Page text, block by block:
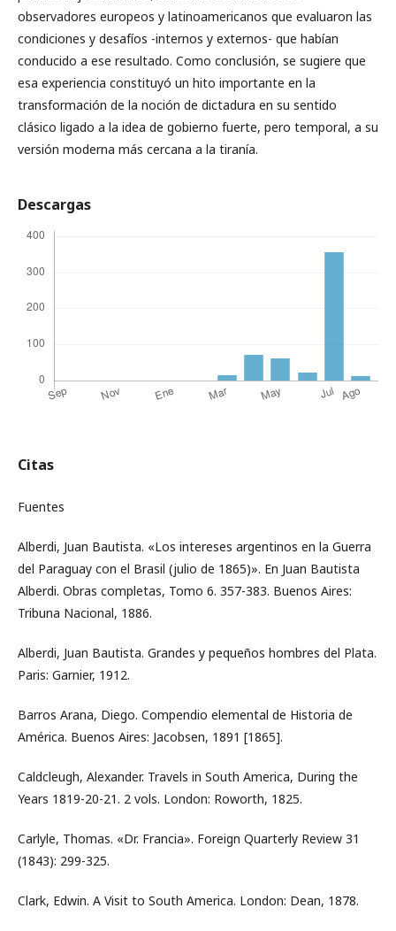
observadores europeos y latinoamericanos que evaluaron las
condiciones y desafíos -internos y externos- que habían
conducido a ese resultado. Como conclusión, se sugiere que
esa experiencia constituyó un hito importante en la
transformación de la noción de dictadura en su sentido
clásico ligado a la idea de gobierno fuerte, pero temporal, a su
versión moderna más cercana a la tiranía.
Descargas
Citas
Fuentes
Alberdi, Juan Bautista. «Los intereses argentinos en la Guerra
del Paraguay con el Brasil (julio de 1865)». En Juan Bautista
Alberdi. Obras completas, Tomo 6. 357-383. Buenos Aires:
Tribuna Nacional, 1886.
Alberdi, Juan Bautista. Grandes y pequeños hombres del Plata.
Paris: Garnier, 1912.
Barros Arana, Diego. Compendio elemental de Historia de
América. Buenos Aires: Jacobsen, 1891 [1865].
Caldcleugh, Alexander. Travels in South America, During the
Years 1819-20-21. 2 vols. London: Roworth, 1825.
Carlyle, Thomas. «Dr. Francia». Foreign Quarterly Review 31
(1843): 299-325.
Clark, Edwin. A Visit to South America. London: Dean, 1878.